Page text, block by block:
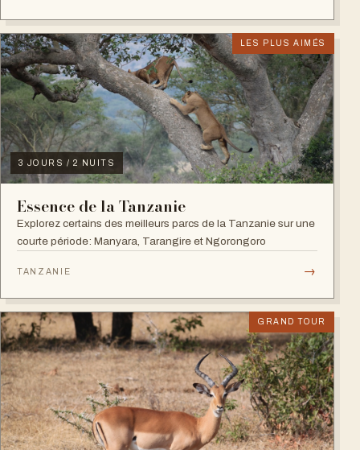
LES PLUS AIMÉS
3 JOURS / 2 NUITS
Essence de la Tanzanie
Explorez certains des meilleurs parcs de la Tanzanie sur une
courte période: Manyara, Tarangire et Ngorongoro
TANZANIE →
GRAND TOUR